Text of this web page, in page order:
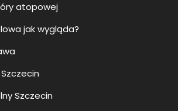
atopowej
jak wygląda?
Szczecin